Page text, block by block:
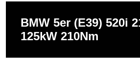
BMW 5er (E39) 520i
125kW 210Nm